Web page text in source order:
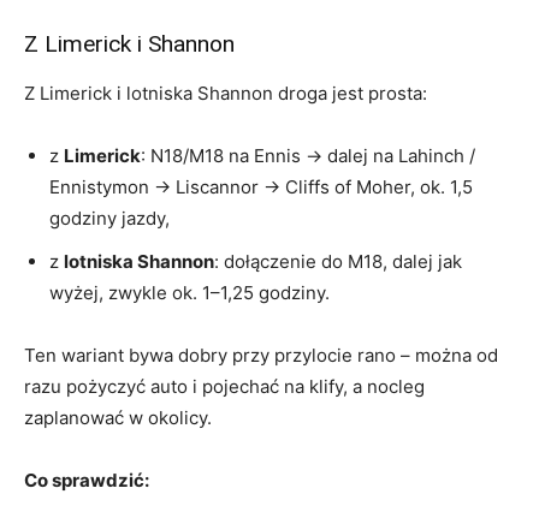
Z Limerick i Shannon
Z Limerick i lotniska Shannon droga jest prosta:
z Limerick: N18/M18 na Ennis → dalej na Lahinch /
Ennistymon → Liscannor → Cliffs of Moher, ok. 1,5
godziny jazdy,
z lotniska Shannon: dołączenie do M18, dalej jak
wyżej, zwykle ok. 1–1,25 godziny.
Ten wariant bywa dobry przy przylocie rano – można od
razu pożyczyć auto i pojechać na klify, a nocleg
zaplanować w okolicy.
Co sprawdzić: